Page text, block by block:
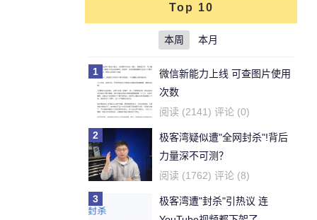
Top 10
本周 本月
1
微信新能力上线 可查图片使用
次数
阅读 (2141) 评论 (0)
2
极客湾疑似遭"全网封杀"!背后
力量深不可测？
阅读 (1762) 评论 (8)
3
极客湾遭"封杀"引热议 连